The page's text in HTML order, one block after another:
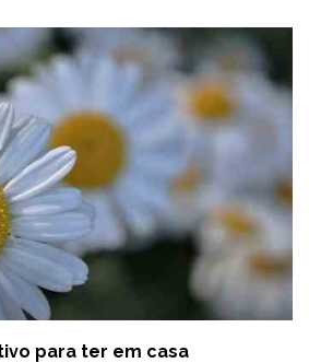
para ter em casa